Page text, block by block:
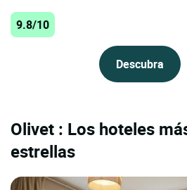
9.8/10
Descubra
Olivet : Los hoteles
estrellas